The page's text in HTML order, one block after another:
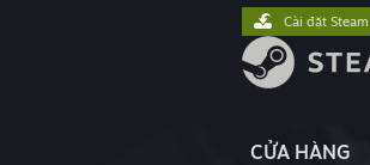
CỬA HÀNG
Cài đặt Steam